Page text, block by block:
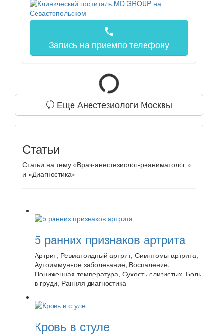
call
Запись на приемпо телефону
Еще Анестезиологи Москвы
Статьи
Статьи на тему «Врач-анестезиолог-реаниматолог »
и «Диагностика»
5 ранних признаков артрита
Артрит, Ревматоидный артрит, Симптомы артрита,
Аутоиммунное заболевание, Воспаление,
Пониженная температура, Сухость слизистых, Боль
в груди, Ранняя диагностика
Кровь в стуле